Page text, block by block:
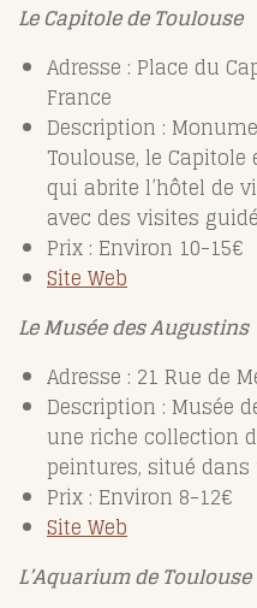
Le Capitole de Toulouse
Adresse : Place du
France
Description :
Toulouse, le
qui abrite l’hôtel de
avec des visites
Prix : Environ 10-15€
Site Web
Le Musée des Augustins
Adresse : 21 Rue de
Description : Musée
une riche collection
peintures, situé
Prix : Environ 8-12€
Site Web
L’Aquarium de Toulouse